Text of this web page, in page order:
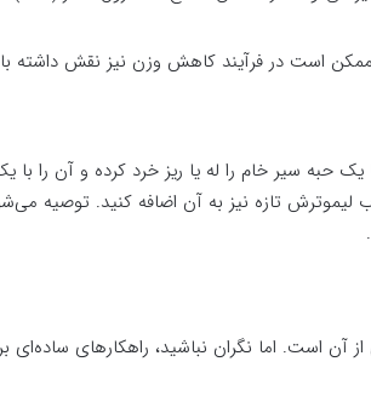
ممکن است در فرآیند کاهش وزن نیز نقش داشته
سیر خام را له یا ریز خرد کرده و آن را با
تازه نیز به آن اضافه کنید. توصیه
است. اما نگران نباشید، راهکارهای ساده‌ای